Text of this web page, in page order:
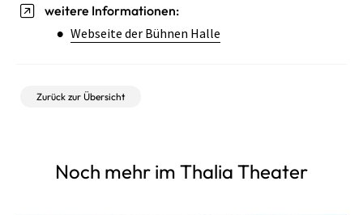
weitere Informationen:
Webseite der Bühnen Halle
Zurück zur Übersicht
Noch mehr im Thalia Theater